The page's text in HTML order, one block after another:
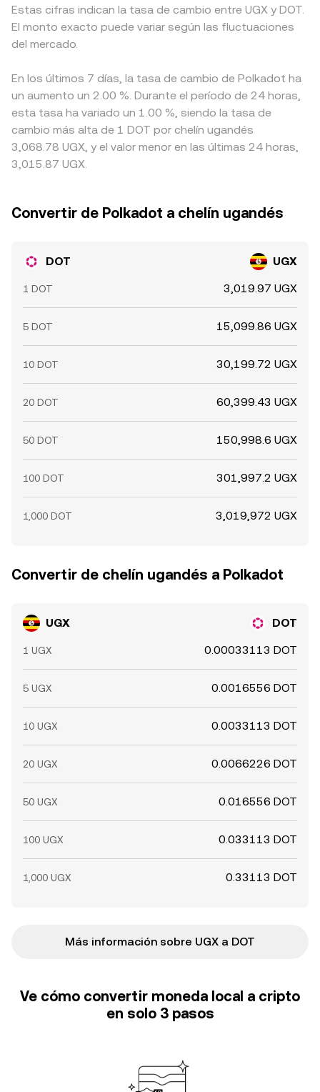
Estas cifras indican la tasa de cambio entre UGX y DOT.
El monto exacto puede variar según las fluctuaciones
del mercado.
En los últimos 7 días, la tasa de cambio de Polkadot ha
un aumento un 2.00 %. Durante el período de 24 horas,
esta tasa ha variado un 1.00 %, siendo la tasa de
cambio más alta de 1 DOT por chelín ugandés
3,068.78 UGX, y el valor menor en las últimas 24 horas,
3,015.87 UGX.
Convertir de Polkadot a chelín ugandés
DOT UGX
1 DOT 3,019.97 UGX
5 DOT 15,099.86 UGX
10 DOT 30,199.72 UGX
20 DOT 60,399.43 UGX
50 DOT 150,998.6 UGX
100 DOT 301,997.2 UGX
1,000 DOT 3,019,972 UGX
Convertir de chelín ugandés a Polkadot
UGX DOT
1 UGX 0.00033113 DOT
5 UGX 0.0016556 DOT
10 UGX 0.0033113 DOT
20 UGX 0.0066226 DOT
50 UGX 0.016556 DOT
100 UGX 0.033113 DOT
1,000 UGX 0.33113 DOT
Más información sobre UGX a DOT
Ve cómo convertir moneda local a cripto
en solo 3 pasos